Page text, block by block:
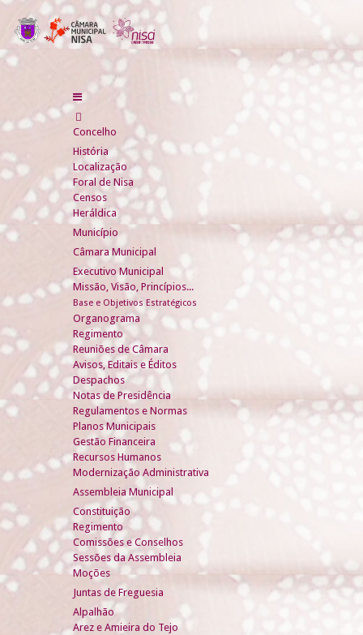
Concelho
História
Localização
Foral de Nisa
Censos
Heráldica
Município
Câmara Municipal
Executivo Municipal
Missão, Visão, Princípios...
Base e Objetivos Estratégicos
Organograma
Regimento
Reuniões de Câmara
Avisos, Editais e Éditos
Despachos
Notas de Presidência
Regulamentos e Normas
Planos Municipais
Gestão Financeira
Recursos Humanos
Modernização Administrativa
Assembleia Municipal
Constituição
Regimento
Comissões e Conselhos
Sessões da Assembleia
Moções
Juntas de Freguesia
Alpalhão
Arez e Amieira do Tejo